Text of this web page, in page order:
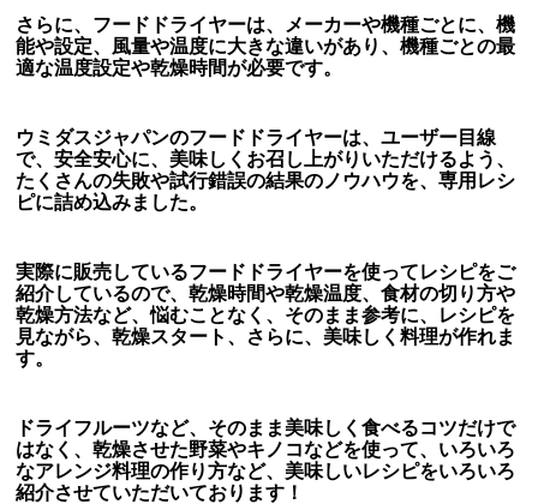
さらに、フードドライヤーは、メーカーや機種ごとに、機
能や設定、風量や温度に大きな違いがあり、機種ごとの最
適な温度設定や乾燥時間が必要です。
ウミダスジャパンのフードドライヤーは、ユーザー目線
で、安全安心に、美味しくお召し上がりいただけるよう、
たくさんの失敗や試行錯誤の結果のノウハウを、専用レシ
ピに詰め込みました。
実際に販売しているフードドライヤーを使ってレシピをご
紹介しているので、乾燥時間や乾燥温度、食材の切り方や
乾燥方法など、悩むことなく、そのまま参考に、レシピを
見ながら、乾燥スタート、さらに、美味しく料理が作れま
す。
ドライフルーツなど、そのまま美味しく食べるコツだけで
はなく、乾燥させた野菜やキノコなどを使って、いろいろ
なアレンジ料理の作り方など、美味しいレシピをいろいろ
紹介させていただいております！